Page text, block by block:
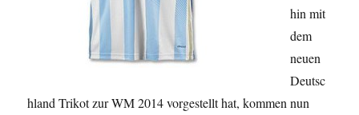
hin mit
dem
neuen
Deutsc
hland Trikot zur WM 2014 vorgestellt hat, kommen nun